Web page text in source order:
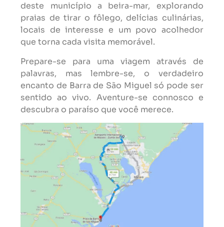
deste município a beira-mar, explorando
praias de tirar o fôlego, delícias culinárias,
locais de interesse e um povo acolhedor
que torna cada visita memorável.
Prepare-se para uma viagem através de
palavras, mas lembre-se, o verdadeiro
encanto de Barra de São Miguel só pode ser
sentido ao vivo. Aventure-se connosco e
descubra o paraíso que você merece.